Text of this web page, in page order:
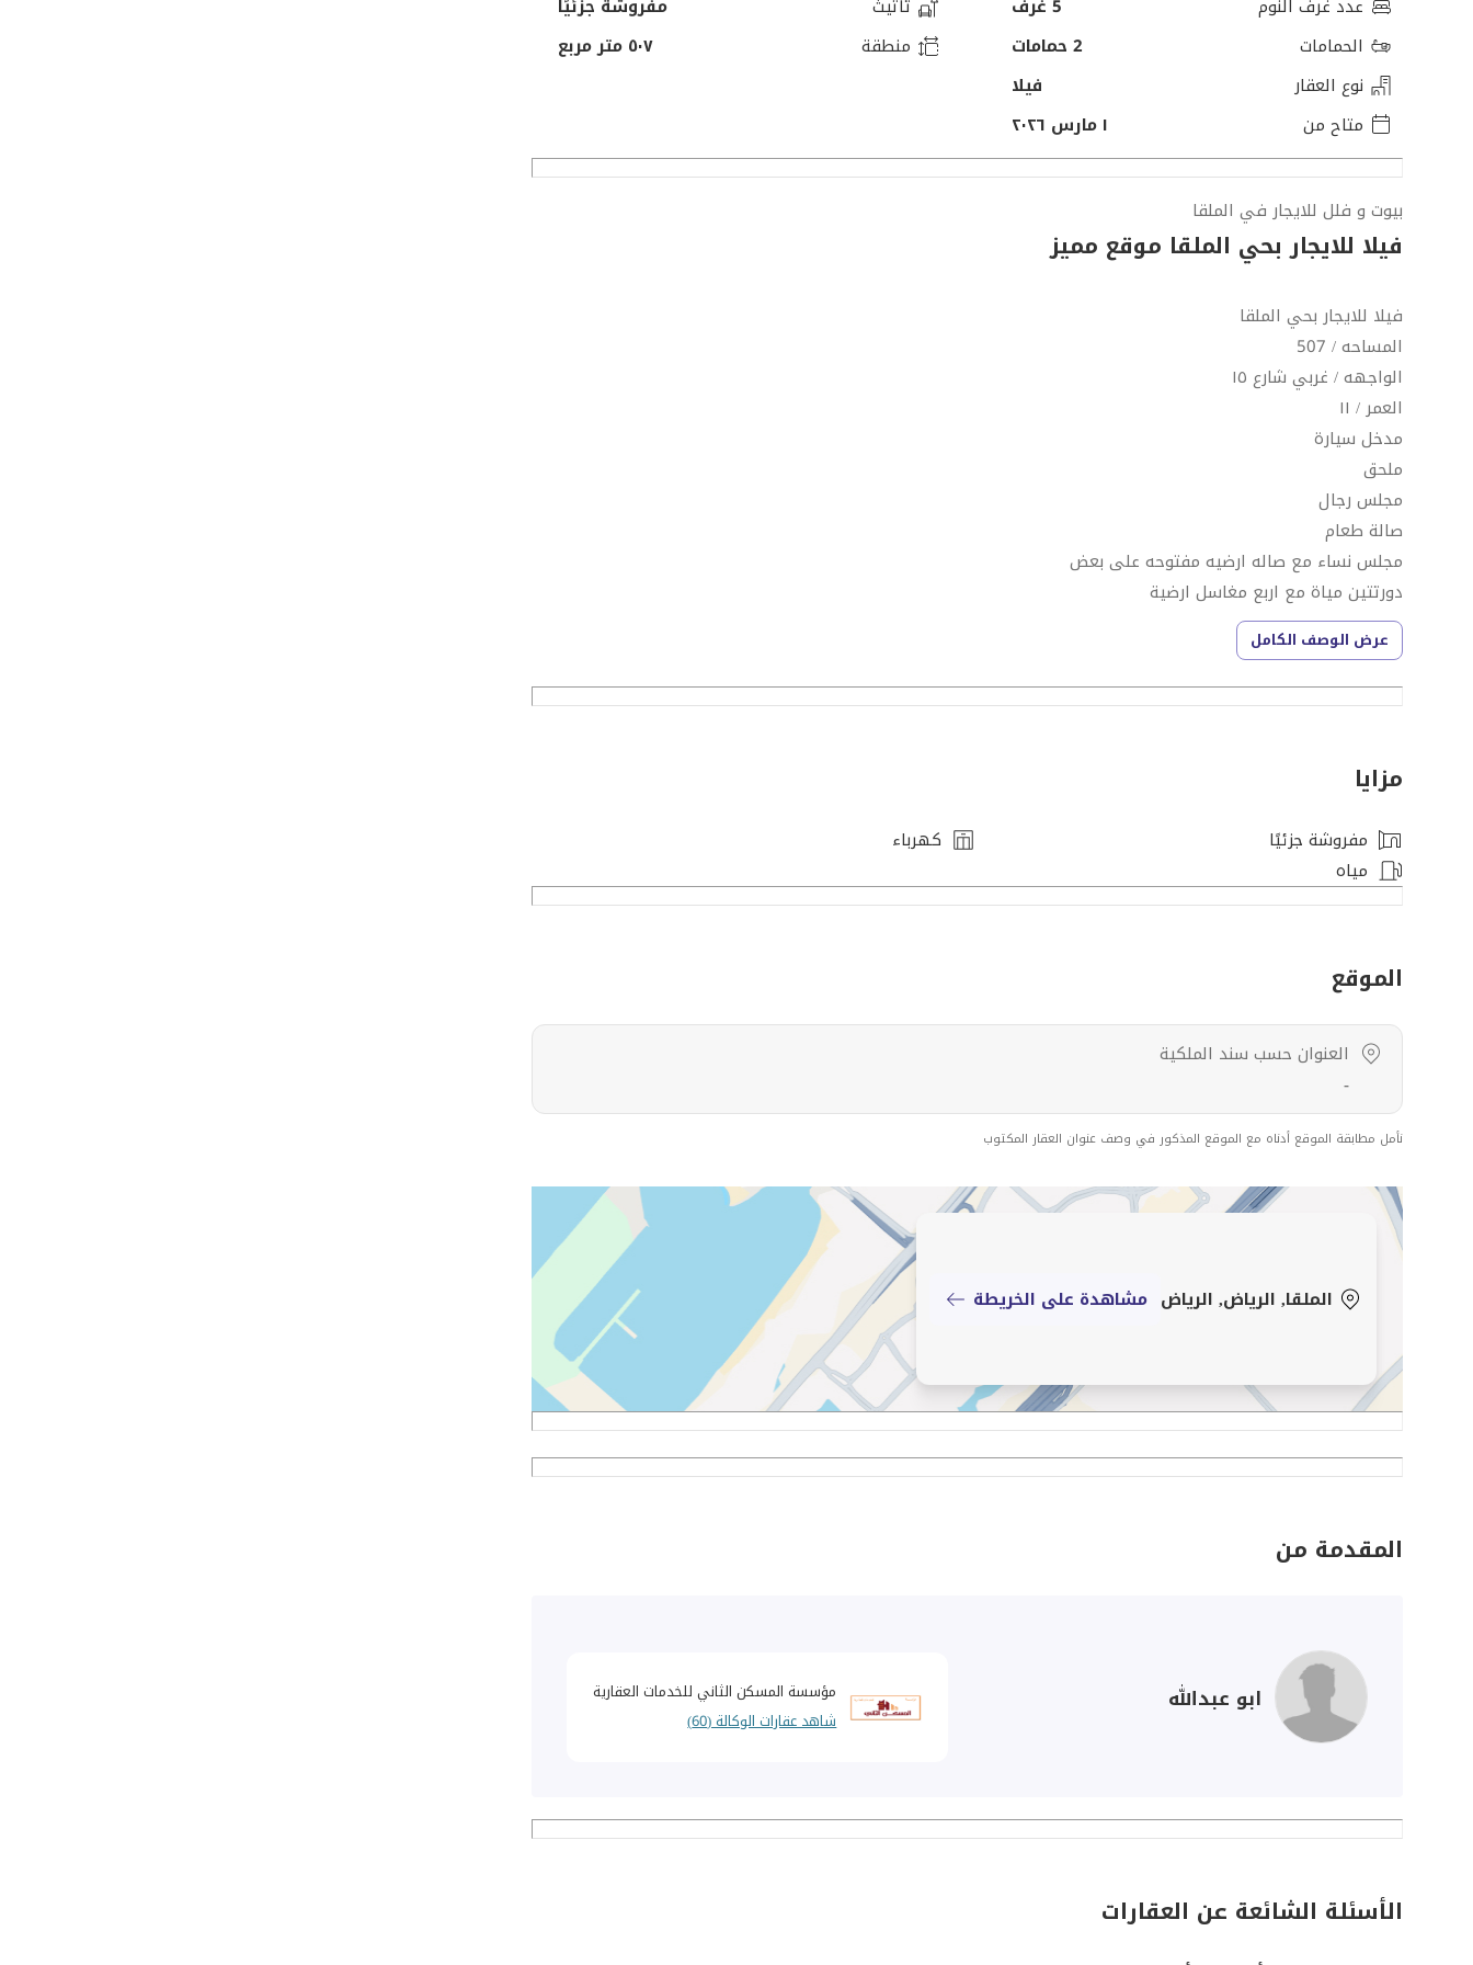
عدد غرف النوم
5 غرف
الحمامات
2 حمامات
نوع العقار
فيلا
متاح من
١ مارس ٢٠٢٦
تأثيث
مفروشة جزئيًا
منطقة
٥٠٧ متر مربع
بيوت و فلل للايجار في الملقا
فيلا للايجار بحي الملقا موقع مميز
فيلا للايجار بحي الملقا
المساحه / 507
الواجهه / غربي شارع ١٥
العمر / ١١
مدخل سيارة
ملحق
مجلس رجال
صالة طعام
مجلس نساء مع صاله ارضيه مفتوحه على بعض
دورتتين مياة مع اربع مغاسل ارضية
مطبخ مفتوح كونتر
درج وسط الصالة
وصاله في الدور الاول
وخمس غرف نوم
وغرفة للعاملة وغرفة غسيل ملابس
مصعد
مسبح
ترخيص 7200897693
عرض الوصف الكامل
مزايا
مفروشة جزئيًا
كهرباء
مياه
الموقع
العنوان حسب سند الملكية
-
نأمل مطابقة الموقع أدناه مع الموقع المذكور في وصف عنوان العقار المكتوب
الملقا, الرياض, الرياض مشاهدة على الخريطة
المقدمة من
ابو عبدالله
مؤسسة المسكن الثاني للخدمات العقارية
شاهد عقارات الوكالة (60)
الأسئلة الشائعة عن العقارات